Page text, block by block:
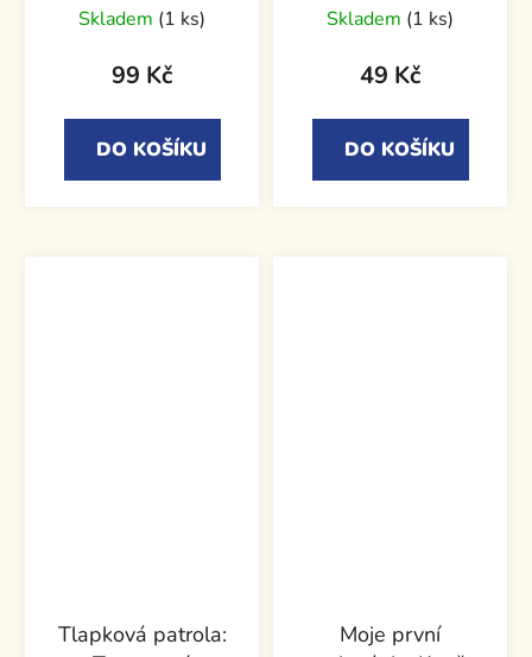
oken
Skladem (1 ks)
99 Kč
DO KOŠÍKU
Skladem (1 ks)
49 Kč
DO KOŠÍKU
Tlapková patrola:
Moje první